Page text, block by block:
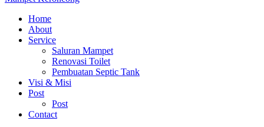
Home
About
Service
Saluran Mampet
Renovasi Toilet
Pembuatan Septic Tank
Visi & Misi
Post
Post
Contact